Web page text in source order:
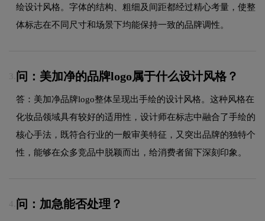
绘设计风格。字体的结构、粗细及间距都经过精心考量，使整
体标志在不同尺寸和场景下均能保持一致的品牌调性。
3. 问：美加净的品牌logo属于什么设计风格？
答：美加净品牌logo整体呈现出手绘的设计风格。这种风格在
化妆品领域具有较好的适用性，设计师在标志中融合了手绘的
核心手法，既符合行业的一般审美特征，又突出品牌的独特个
性，能够在众多竞品中脱颖而出，给消费者留下深刻印象。
4. 问：加急能否处理？